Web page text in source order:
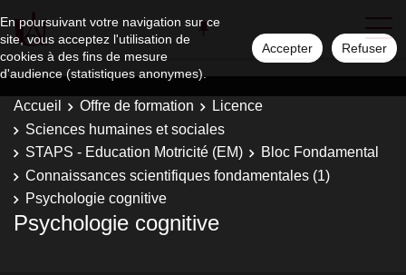
En poursuivant votre navigation sur ce
site, vous acceptez l'utilisation de
cookies à des fins de mesure
d'audience (statistiques anonymes).
Accepter Refuser
Accueil Offre de formation
Licence
Sciences humaines et sociales
STAPS - Education Motricité (EM)
Bloc Fondamental
Connaissances scientifiques fondamentales (1)
Psychologie cognitive
Psychologie cognitive